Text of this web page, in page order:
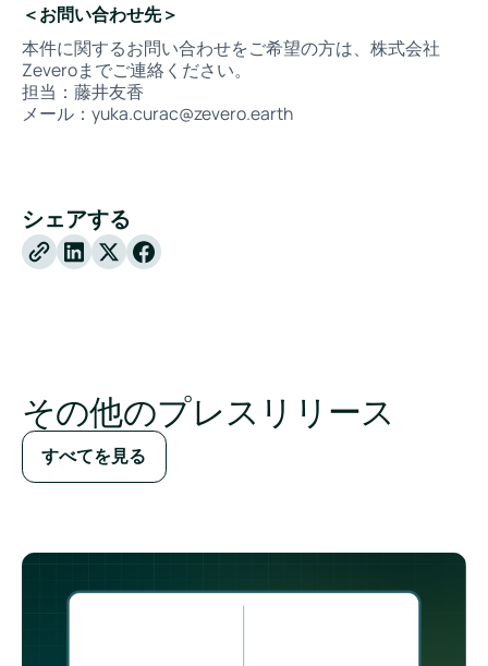
シェアする
X
Facebook
＜お問い合わせ先＞
本件に関するお問い合わせをご希望の方は、株式会社
Zeveroまでご連絡ください。
担当：藤井友香
メール：yuka.curac@zevero.earth
その他のプレスリリース
すべてを見る